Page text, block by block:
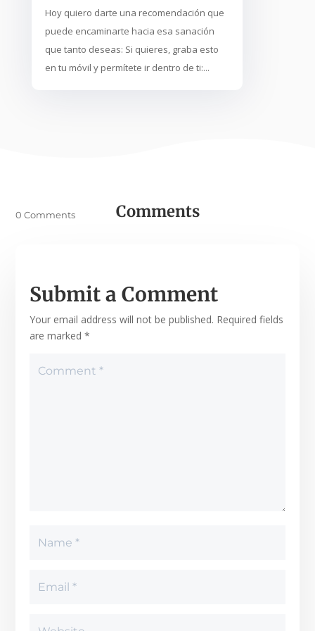
Hoy quiero darte una recomendación que
puede encaminarte hacia esa sanación
que tanto deseas: Si quieres, graba esto
en tu móvil y permítete ir dentro de ti:...
Comments
0 Comments
Submit a Comment
Your email address will not be published. Required fields
are marked*